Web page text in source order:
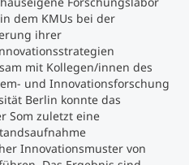
dem KMUs bei der
ihrer
mit Kollegen/innen des
und Innovationsforschung
Berlin konnte das
Som zuletzt eine
Innovationsmuster von